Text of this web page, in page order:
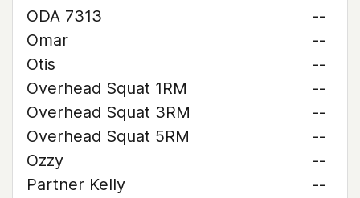
ODA 7313
--
Omar
--
Otis
--
Overhead Squat 1RM
--
Overhead Squat 3RM
--
Overhead Squat 5RM
--
Ozzy
--
Partner Kelly
--